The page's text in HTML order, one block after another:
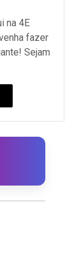
na 4E
fazer
Sejam